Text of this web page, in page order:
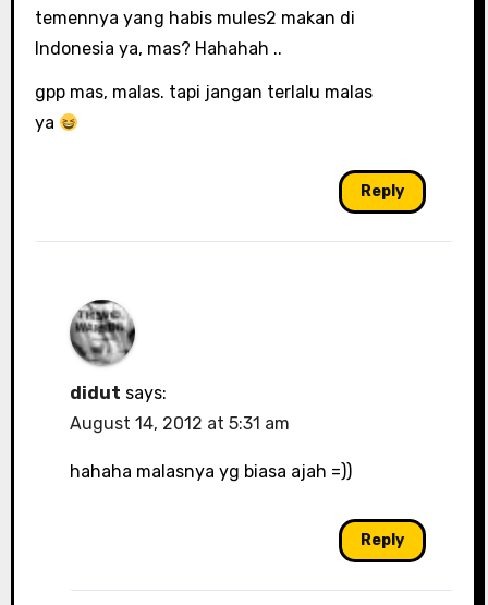
temennya yang habis mules2 makan di
Indonesia ya, mas? Hahahah ..
gpp mas, malas. tapi jangan terlalu malas
ya
Reply
didut says:
August 14, 2012 at 5:31 am
hahaha malasnya yg biasa ajah =))
Reply